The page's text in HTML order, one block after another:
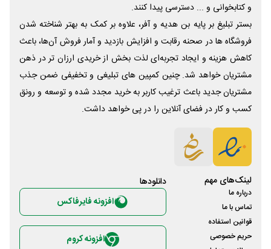
و کتابخوانی و ... دسترسی پیدا کنند.
بستر تبلیغ بر پایه بن هدیه و آفر، علاوه بر کمک به بهتر شناخته شدن
فروشگاه ها در صحنه رقابت و افزایش بازدید و آمار فروش آن‌ها، باعث
کاهش هزینه و ایجاد تجربه‌ای لذت بخش از خریدی ارزان تر در ذهن
مشتریان خواهد شد. چنین کمپین های تبلیغی و تخفیفی ضمن جذب
مشتریان جدید باعث ترغیب کاربر به خرید مجدد شده و توسعه و رونق
کسب و کار در فضای آنلاین را در پی خواهد داشت.
لینک‌های مهم
درباره ما
تماس با ما
قوانین استفاده
حریم خصوصی
دانلود‌ها
افزونه فایرفاکس
افزونه کروم